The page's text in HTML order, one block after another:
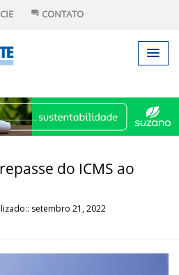
CONTATO
do ICMS ao
setembro 21, 2022